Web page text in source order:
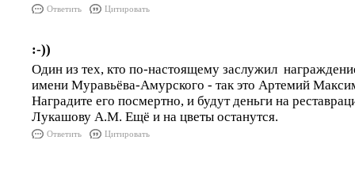
Ответить Цитировать
:-))
Один из тех, кто по-настоящему заслужил
имени Муравьёва-Амурского - так это Артемий
Наградите его посмертно, и будут деньги на
Лукашову А.М. Ещё и на цветы останутся.
Ответить Цитировать